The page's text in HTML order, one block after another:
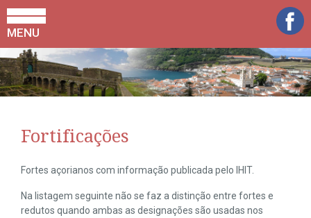
MENU
Fortificações
Fortes açorianos com informação publicada pelo IHIT.
Na listagem seguinte não se faz a distinção entre fortes e
redutos quando ambas as designações são usadas nos